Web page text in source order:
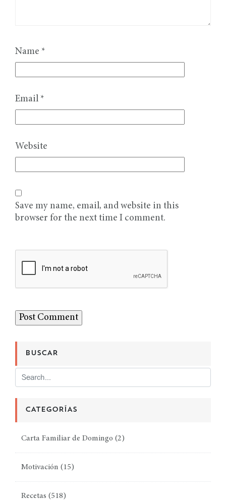
Name *
Email *
Website
Save my name, email, and website in this
browser for the next time I comment.
BUSCAR
CATEGORÍAS
Carta Familiar de Domingo (2)
Motivación (15)
Recetas (518)